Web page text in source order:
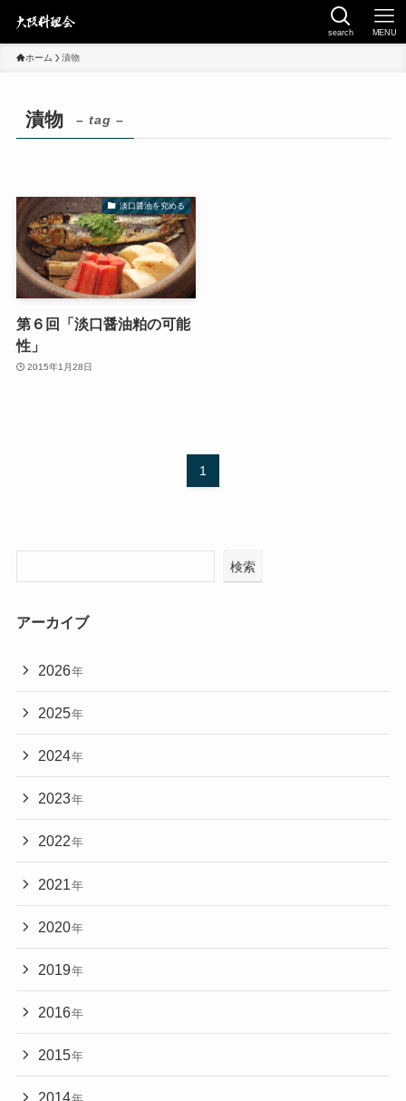
search MENU
ホーム 漬物
漬物 – tag –
淡口醤油を究める
第６回「淡口醤油粕の可能
性」
2015年1月28日
1
検索
アーカイブ
2026年
2025年
2024年
2023年
2022年
2021 年
2020年
2019年
2016年
2015年